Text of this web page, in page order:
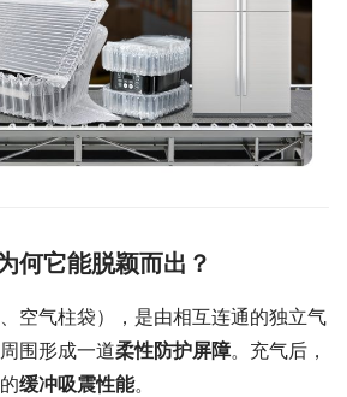
何它能脱颖而出？
、空气柱袋），是由相互连通的独立气
围形成一道柔性防护屏障。充气后，
缓冲吸震性能。